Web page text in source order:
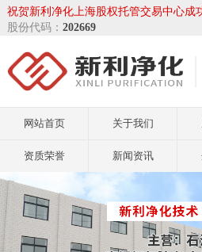
祝贺新利净化上海股权托管交易中心成
股份代码： 202669
网站首页 关于我们
资质荣誉 新闻资讯